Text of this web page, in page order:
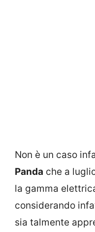
Non è un caso
Panda che a
la gamma
considerando
sia talmente